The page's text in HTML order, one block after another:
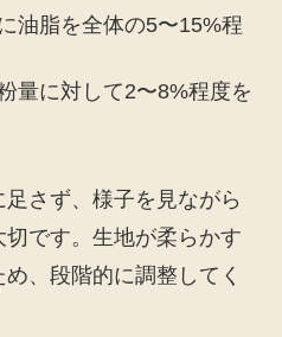
油脂を全体の5〜15%程
量に対して2〜8%程度を
さず、様子を見ながら
です。生地が柔らかす
、段階的に調整してく